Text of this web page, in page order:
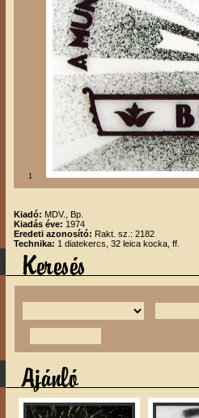
1
Kiadó: MDV., Bp.
Kiadás éve: 1974
Eredeti azonosító: Rakt. sz.: 2182
Technika: 1 diatekercs, 32 leica kocka, ff.